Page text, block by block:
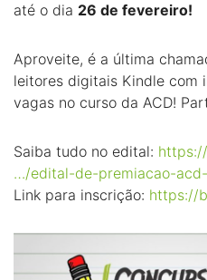
até o dia 26 de fevereiro!
Aproveite, é a última
leitores digitais Kindle com
vagas no curso da ACD!
Saiba tudo no edital:
…/edital-de-premiacao-
Link para inscrição: https://